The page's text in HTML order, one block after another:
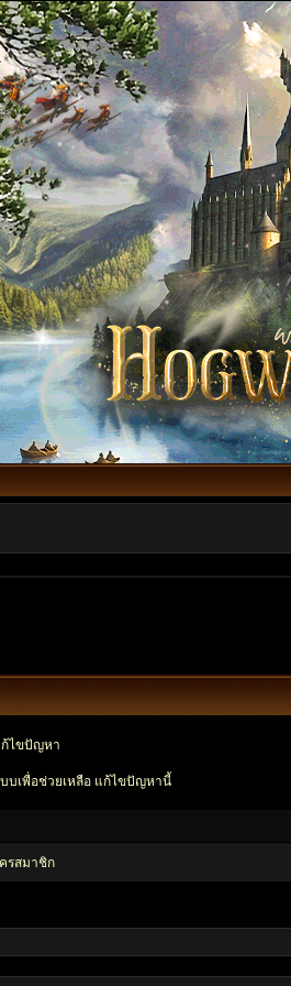
ก้ไขปัญหา
บเพื่อช่วยเหลือ แก้ไขปัญหานี้
รสมาชิก